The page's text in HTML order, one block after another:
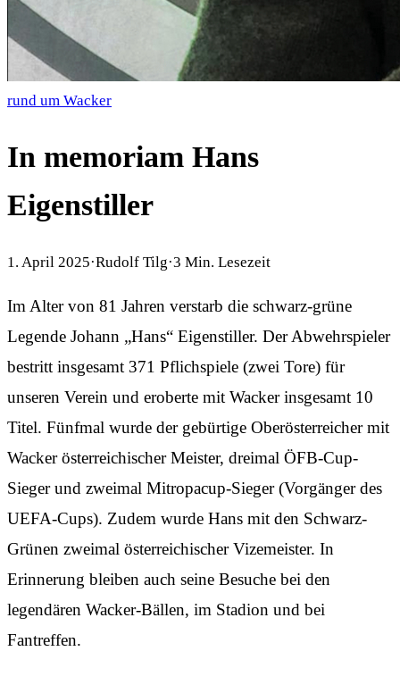
rund um Wacker
In memoriam Hans
Eigenstiller
1. April 2025·Rudolf Tilg·3 Min. Lesezeit
Im Alter von 81 Jahren verstarb die schwarz-grüne
Legende Johann „Hans“ Eigenstiller. Der Abwehrspieler
bestritt insgesamt 371 Pflichspiele (zwei Tore) für
unseren Verein und eroberte mit Wacker insgesamt 10
Titel. Fünfmal wurde der gebürtige Oberösterreicher mit
Wacker österreichischer Meister, dreimal ÖFB-Cup-
Sieger und zweimal Mitropacup-Sieger (Vorgänger des
UEFA-Cups). Zudem wurde Hans mit den Schwarz-
Grünen zweimal österreichischer Vizemeister. In
Erinnerung bleiben auch seine Besuche bei den
legendären Wacker-Bällen, im Stadion und bei
Fantreffen.